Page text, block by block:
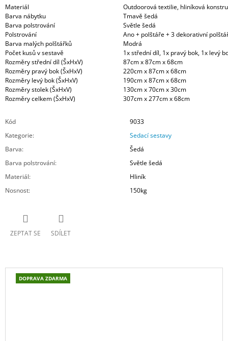
Materiál
Outdoorová textilie, hliníková
Barva nábytku
Tmavě šedá
Barva polstrování
Světle šedá
Polstrování
Ano + polštáře + 3 dekorativní
Barva malých polštářků
Modrá
Počet kusů v sestavě
1x střední díl, 1x pravý bok, 1x levý
Rozměry střední díl (ŠxHxV)
87cm x 87cm x 68cm
Rozměry pravý bok (ŠxHxV)
220cm x 87cm x 68cm
Rozměry levý bok (ŠxHxV)
190cm x 87cm x 68cm
Rozměry stolek (ŠxHxV)
130cm x 70cm x 30cm
Rozměry celkem (ŠxHxV)
307cm x 277cm x 68cm
Kód
9033
Kategorie:
Sedací sestavy
Barva:
Šedá
Barva polstrování:
Světle šedá
Materiál:
Hliník
Nosnost: 150kg
ZEPTAT SE SDÍLET
DOPRAVA ZDARMA